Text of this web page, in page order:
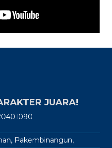
JUARA!
Pakembinangun,